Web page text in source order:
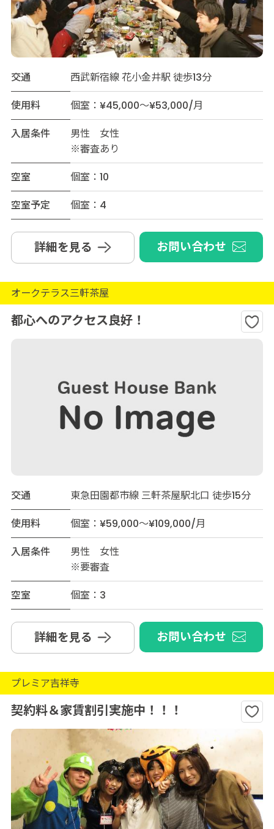
交通
西武新宿線 花小金井駅 徒歩13分
使用料
個室：¥45,000～¥53,000/月
入居条件
男性 女性
※審査あり
空室
個室：10
空室予定
個室：4
詳細を見る お問い合わせ
オークテラス三軒茶屋
都心へのアクセス良好！
交通
東急田園都市線 三軒茶屋駅北口 徒歩15分
使用料
個室：¥59,000～¥109,000/月
入居条件
男性 女性
※要審査
空室
個室：3
詳細を見る お問い合わせ
プレミア吉祥寺
契約料＆家賃割引実施中！！！